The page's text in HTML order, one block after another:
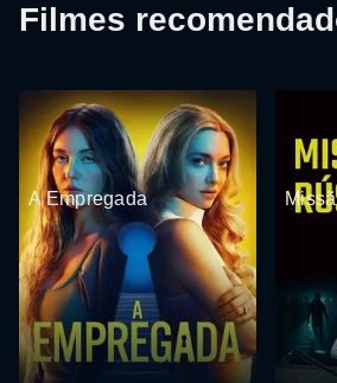
Filmes
A Empregada